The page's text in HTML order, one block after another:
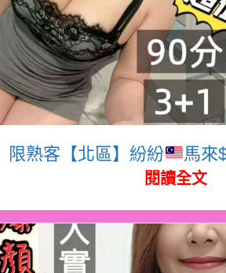
限熟客【北區】紛紛 馬來
閱讀全文